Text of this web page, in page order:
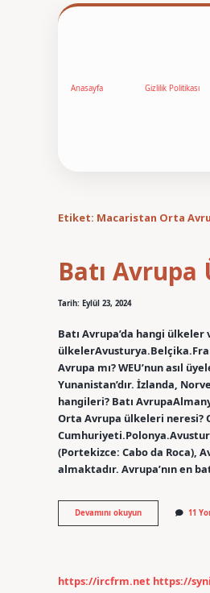
Anasayfa Gizlilik Politikası
Etiket: Macaristan Orta
Batı
Tarih: Eylül 23, 2024
Batı Avrupa’da hangi
Avrupa mı? WEU’nun asıl
Yunanistan’dır. İzlanda,
hangileri? Batı
Orta Avrupa ülkeleri neresi?
(Portekizce: Cabo da Roca),
almaktadır. Avrupa’nın en
Devamını okuyunBatı
Avrupa
11
https://ircfrm.net https://